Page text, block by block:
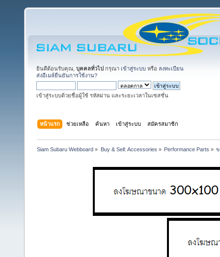
ยินดีต้อนรับคุณ, บุคคลทั่วไป กรุณา เข้าสู่ระบบ หรือ ลงทะเบียน
ส่งอีเมล์ยืนยันการใช้งาน?
เข้าสู่ระบบด้วยชื่อผู้ใช้ รหัสผ่าน และระยะเวลาในเซสชั่น
หน้าแรก ช่วยเหลือ ค้นหา เข้าสู่ระบบ สมัครสมาชิก
Siam Subaru Webboard » Buy & Sell: Accessories » Performance Parts »